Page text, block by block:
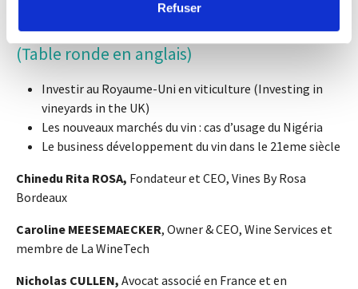
Refuser
ATELIER 3 : Les nouveaux marchés pour nos
producteurs et nos investisseurs viti-vini ?
(Table ronde en anglais)
Investir au Royaume-Uni en viticulture (Investing in
vineyards in the UK)
Les nouveaux marchés du vin : cas d’usage du Nigéria
Le business développement du vin dans le 21eme siècle
Chinedu Rita ROSA, Fondateur et CEO, Vines By Rosa
Bordeaux
Caroline MEESEMAECKER, Owner & CEO, Wine Services et
membre de La WineTech
Nicholas CULLEN, Avocat associé en France et en